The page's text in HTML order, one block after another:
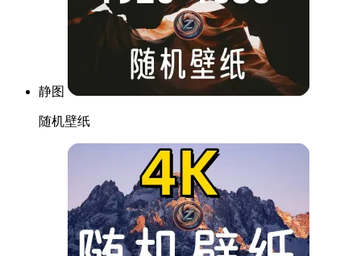
静图
随机壁纸